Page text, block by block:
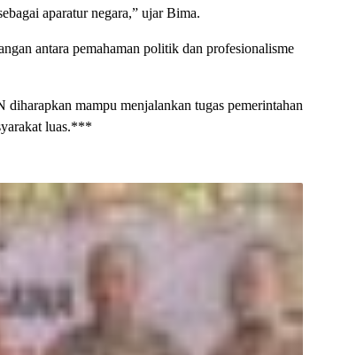
aparatur negara,” ujar Bima.
antara pemahaman politik dan profesionalisme
mampu menjalankan tugas pemerintahan
luas.***